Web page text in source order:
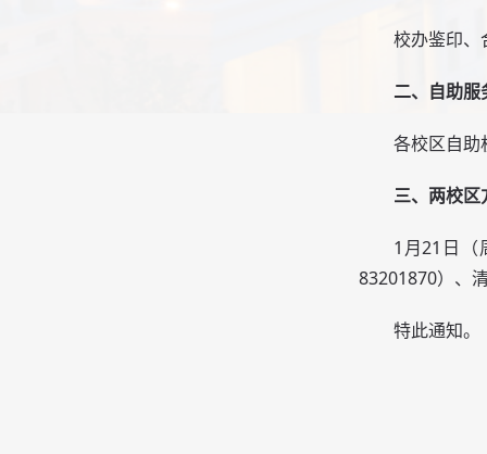
校办鉴印
二、自助服
各校区自助
三、两校区
1月21日（
83201870）、
特此通知。